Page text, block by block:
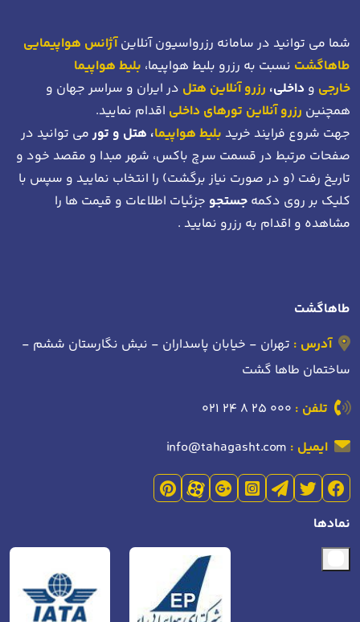
شما می توانید در سامانه رزرواسیون آنلاینآژانس هواپیمایی
طاهاگشت نسبت به رزرو بلیط هواپیما، بلیط هواپیما
خارجی و داخلی، رزرو آنلاین هتل در ایران و سراسر جهان و
همچنین رزرو آنلاین تورهای داخلی اقدام نمایید.
جهت شروع فرایند خرید بلیط هواپیما، هتل و تورمی توانید در
صفحات مرتبط در قسمت سرچ باکس، شهر مبدا و مقصد خود و
تاریخ رفت (و در صورت نیاز برگشت) را انتخاب نمایید و سپس با
کلیک بر روی دکمه جستجو جزئیات اطلاعات و قیمت ها را
مشاهده و اقدام به رزرو نمایید .
طاهاگشت
آدرس : تهران - خیابان پاسداران - نبش نگارستان ششم -
ساختمان طاها گشت
تلفن : 021 24 8 25 000
ایمیل : info@tahagasht.com
نمادها